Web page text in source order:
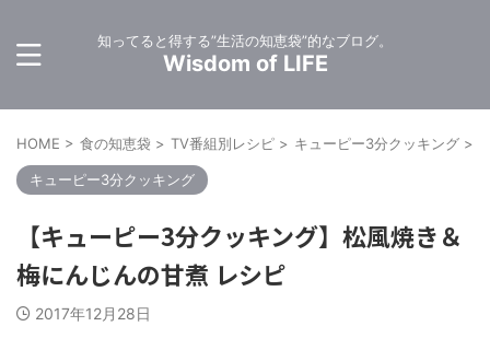
知ってると得する”生活の知恵袋”的なブログ。
Wisdom of LIFE
HOME > 食の知恵袋 > TV番組別レシピ > キューピー3分クッキング >
キューピー3分クッキング
【キューピー3分クッキング】松風焼き＆
梅にんじんの甘煮 レシピ
2017年12月28日